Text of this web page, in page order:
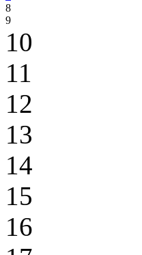
8
9
10
11
12
13
14
15
16